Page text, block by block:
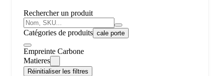
Rechercher un produit
Catégories de produits cale porte
Empreinte Carbone
Matieres
Réinitialiser les filtres